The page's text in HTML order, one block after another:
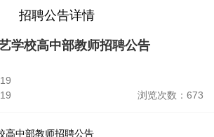
招聘公告详情
学校高中部教师招聘公告
浏览次数：673
高中部教师招聘公告